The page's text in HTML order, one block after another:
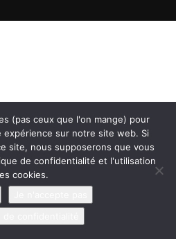
(pas ceux que l'on mange) pour
expérience sur notre site web. Si
site, nous supposerons que vous
de confidentialité et l'utilisation
cookies.